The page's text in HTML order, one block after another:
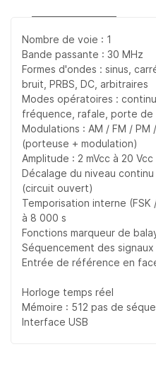
Nombre de voie : 1
Bande passante : 30 MHz
Formes d'ondes : sinus,
bruit, PRBS, DC, arbitraires
Modes opératoires :
fréquence, rafale, porte de
Modulations : AM / FM / PM
(porteuse + modulation)
Amplitude : 2 mVcc à 20
Décalage du niveau
(circuit ouvert)
Temporisation interne (FSK
à 8 000 s
Fonctions marqueur de
Séquencement des signaux
Entrée de référence en
Horloge temps réel
Mémoire : 512 pas de
Interface USB